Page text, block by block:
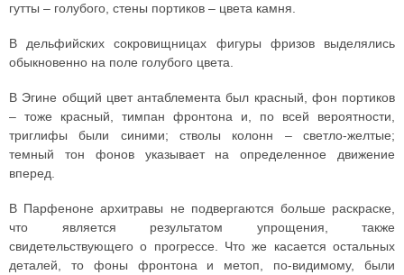
гутты – голубого, стены портиков – цвета камня.
В дельфийских сокровищницах фигуры фризов выделялись
обыкновенно на поле голубого цвета.
В Эгине общий цвет антаблемента был красный, фон портиков
– тоже красный, тимпан фронтона и, по всей вероятности,
триглифы были синими; стволы колонн – светло-желтые;
темный тон фонов указывает на определенное движение
вперед.
В Парфеноне архитравы не подвергаются больше раскраске,
что является результатом упрощения, также
свидетельствующего о прогрессе. Что же касается остальных
деталей, то фоны фронтона и метоп, по-видимому, были